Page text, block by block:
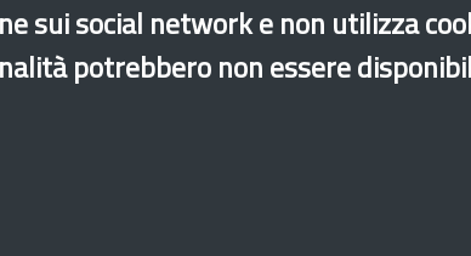
sui social network e non utilizza
potrebbero non essere